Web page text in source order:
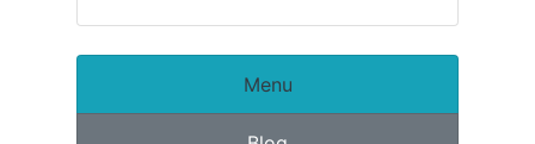
Menu